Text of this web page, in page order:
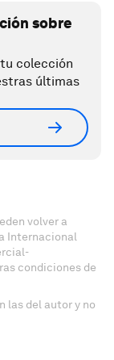
sobre
colección
últimas
volver a
Internacional
condiciones de
las del autor y no